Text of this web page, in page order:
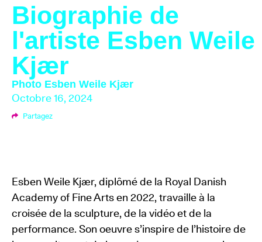
Biographie de
l'artiste Esben Weile
Kjær
Photo Esben Weile Kjær
Octobre 16, 2024
Partagez
Esben Weile Kjær, diplômé de la Royal Danish
Academy of Fine Arts en 2022, travaille à la
croisée de la sculpture, de la vidéo et de la
performance. Son oeuvre s’inspire de l’histoire de